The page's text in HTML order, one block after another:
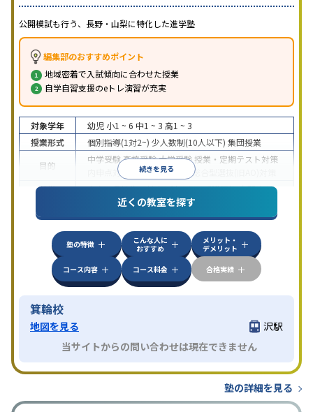
公開模試も行う、長野・山梨に特化した進学塾
編集部のおすすめポイント
地域密着で入試傾向に合わせた授業
自学自習支援のeトレ演習が充実
続きを見る
対象学年 幼児 小1 ~ 6 中1 ~ 3 高1 ~ 3
授業形式
個別指導(1対2~) 少人数制(10人以下) 集団授業
目的
中学受験高校受験大学受験 授業・定期テスト対策
内申点対策
学習習慣の定着
総合型選抜(旧AO)対策
特徴
中高一貫校生に対応1科目から受講可能自習室あり
近くの教室を探す
塾の特徴
こんな人に
おすすめ
メリット・
デメリット
コース内容
コース料金 合格実績
箕輪校
地図を見る
沢駅
当サイトからの問い合わせは現在できません
塾の詳細を見る